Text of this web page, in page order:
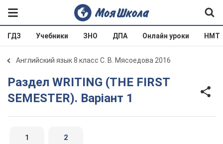
ГДЗ Учебники ЗНО ДПА Онлайн уроки НМТ
Английский язык 8 класс С. В. Мясоедова 2016
Раздел WRITING (THE FIRST
SEMESTER). Варіант 1
1 2